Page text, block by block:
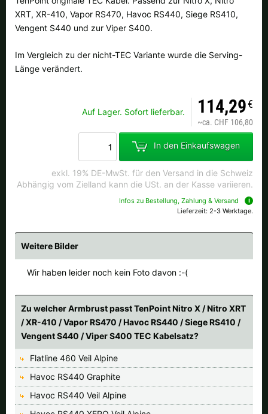
XRT, XR-410, Vapor RS470, Havoc RS440, Siege RS410,
Vengent S440 und zur Viper S400.
Im Vergleich zu der nicht-TEC Variante wurde die Serving-
Länge verändert.
Auf Lager. Sofort lieferbar. 114,29€
~ca. CHF 106,80
In den Einkaufswagen
exkl. 19% DE-MwSt. für den Versand in die Schweiz
Abhängig vom Zielland kann die USt. an der Kasse variieren.
Infos zu Bestellung, Zahlung & Versand
Lieferzeit: 2-3 Werktage.
Weitere Bilder
Wir haben leider noch kein Foto davon :-(
Zu welcher Armbrust passt TenPoint Nitro X / Nitro XRT
/ XR-410 / Vapor RS470 / Havoc RS440 / Siege RS410 /
Vengent S440 / Viper S400 TEC Kabelsatz?
Flatline 460 Veil Alpine
Havoc RS440 Graphite
Havoc RS440 Veil Alpine
Slowenien |€ Spanien |€
weitere Länder, siehe unten
Alle verfügbaren Versandregionen:
Ok
Sollte Ihr Land nicht verfübar sein, keine Sorge - wählen Sie einfach
"Schweiz" aus. Und erfragen die Versandkosten bei der Bestellung.